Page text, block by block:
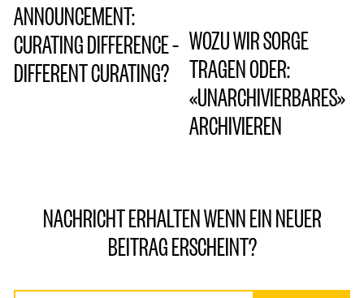
ANNOUNCEMENT:
CURATING DIFFERENCE –
DIFFERENT CURATING?
WOZU WIR SORGE
TRAGEN ODER:
«UNARCHIVIERBARES»
ARCHIVIEREN
NACHRICHT ERHALTEN WENN EIN NEUER
BEITRAG ERSCHEINT?
Emailadresse